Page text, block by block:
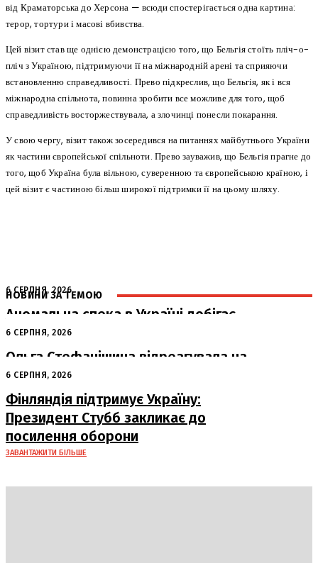
від Краматорська до Херсона — всюди спостерігається одна картина:
терор, тортури і масові вбивства.
Цей візит став ще однією демонстрацією того, що Бельгія стоїть пліч-о-
пліч з Україною, підтримуючи її на міжнародній арені та сприяючи
встановленню справедливості. Прево підкреслив, що Бельгія, як і вся
міжнародна спільнота, повинна зробити все можливе для того, щоб
справедливість восторжествувала, а злочинці понесли покарання.
У свою чергу, візит також зосередився на питаннях майбутнього України
як частини європейської спільноти. Прево зауважив, що Бельгія прагне до
того, щоб Україна була вільною, суверенною та європейською країною, і
цей візит є частиною більш широкої підтримки її на цьому шляху.
НОВИНИ ЗА ТЕМОЮ
6 СЕРПНЯ, 2026
Аномальна спека в Україні добігає
кінця: очікується похолодання
6 СЕРПНЯ, 2026
Ольга Стефанішина відреагувала на
підозри від НАБУ та САП
6 СЕРПНЯ, 2026
Фінляндія підтримує Україну:
Президент Стубб закликає до
посилення оборони
ЗАВАНТАЖИТИ БІЛЬШЕ